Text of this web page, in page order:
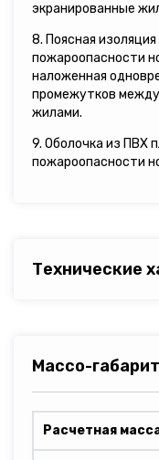
экранированные
8. Поясная
пожароопасности
наложенная
промежутков
жилами.
9. Оболочка из ПВХ
пожароопасности
Технические
Массо-
Расчетная